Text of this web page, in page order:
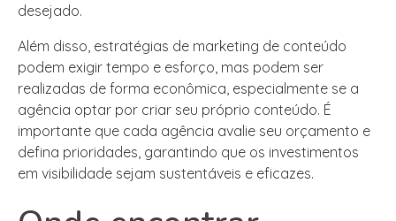
desejado.
Além disso, estratégias de marketing de conteúdo
podem exigir tempo e esforço, mas podem ser
realizadas de forma econômica, especialmente se a
agência optar por criar seu próprio conteúdo. É
importante que cada agência avalie seu orçamento e
defina prioridades, garantindo que os investimentos
em visibilidade sejam sustentáveis e eficazes.